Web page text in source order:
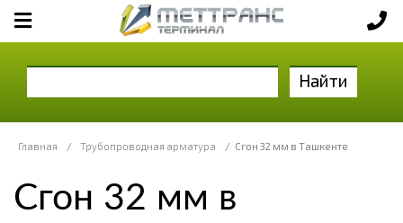
Найти
Главная / Трубопроводная арматура / Сгон 32 мм в Ташкенте
Сгон 32 мм в